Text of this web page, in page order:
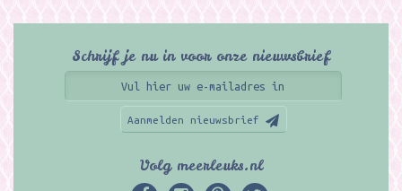
Schrijf je nu in voor onze nieuwsbrief
Aanmelden nieuwsbrief
Volg meerleuks.nl